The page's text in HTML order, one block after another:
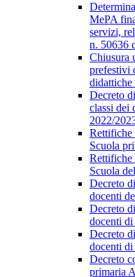
MePA
servizi,
n. 50636
Chiusura
prefestivi
didattiche
Decreto
classi dei
2022/
Rettifiche
Scuola
Rettifiche
Scuola
Decreto
docenti
Decreto
docenti di
Decreto
docenti di
Decreto
primaria